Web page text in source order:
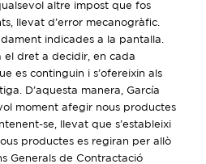
altre impost que fos
llevat d’error mecanogràfic.
indicades a la pantalla.
el dret a decidir, en cada
es continguin i s’ofereixin als
D’aquesta manera, García
moment afegir nous productes
se, llevat que s’estableixi
productes es regiran per allò
Generals de Contractació